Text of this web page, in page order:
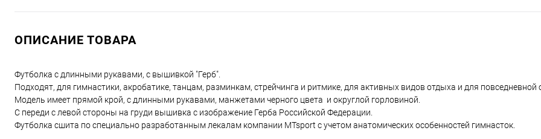
ОПИСАНИЕ ТОВАРА
Футболка с длинными рукавами, с вышивкой "Герб".
Подходят, для гимнастики, акробатике, танцам, разминкам, стрейчинга и ритмике, для активных видов отдыха и для
Модель имеет прямой крой, с длинными рукавами, манжетами черного цвета и округлой горловиной.
С переди с левой стороны на груди вышивка с изображение Герба Российской Федерации.
Футболка сшита по специально разработанным лекалам компании MTsport с учетом анатомических особенностей гимнасток.